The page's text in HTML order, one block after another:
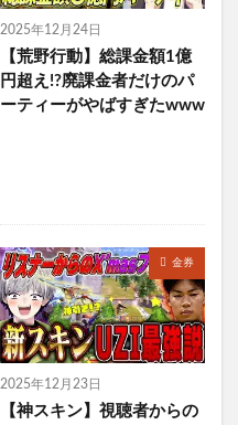
2025年12月24日
【荒野行動】総課金額1億
円超え!?廃課金者だけのパ
ーティーがやばすぎたwww
金券
2025年12月23日
【神スキン】視聴者からの